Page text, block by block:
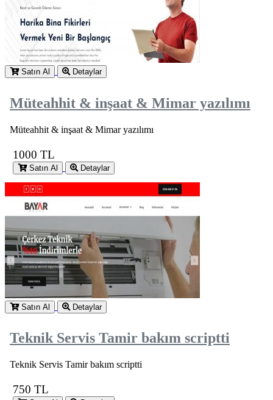
Satın Al Detaylar
Müteahhit & inşaat & Mimar yazılımı
Müteahhit & inşaat & Mimar yazılımı
1000 TL
Satın Al Detaylar
Satın Al Detaylar
Teknik Servis Tamir bakım scriptti
Teknik Servis Tamir bakım scriptti
750 TL